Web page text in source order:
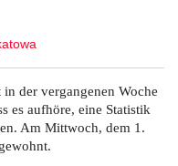
in der vergangenen Woche
es aufhöre, eine Statistik
Am Mittwoch, dem 1.